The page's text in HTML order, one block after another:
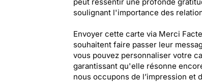
soulignant l'importance des
Envoyer cette carte via Merci
souhaitent faire passer leur
vous pouvez personnaliser votre
garantissant qu'elle résonne
nous occupons de l’impression et